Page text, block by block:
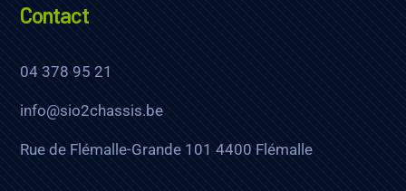
Contact
04 378 95 21
info@sio2chassis.be
Rue de Flémalle-Grande 101 4400 Flémalle